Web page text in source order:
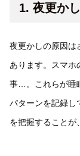
1. 夜更か
夜更かしの原因は
あります。スマホ
事…。これらが睡
パターンを記録し
を把握することが